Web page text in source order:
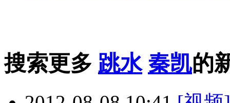
搜索更多 跳水 秦凯的